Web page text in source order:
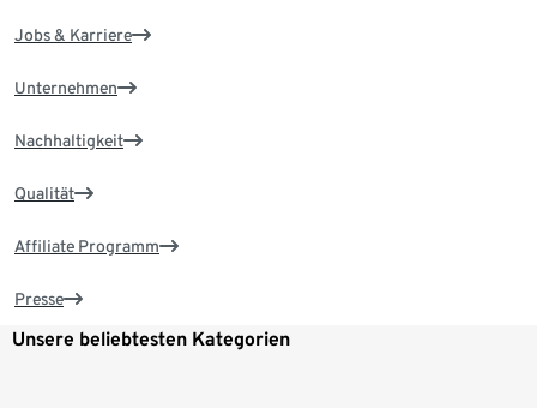
Jobs & Karriere
Unternehmen
Nachhaltigkeit
Qualität
Affiliate Programm
Presse
Unsere beliebtesten Kategorien